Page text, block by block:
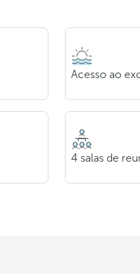
Acesso ao
4 salas de